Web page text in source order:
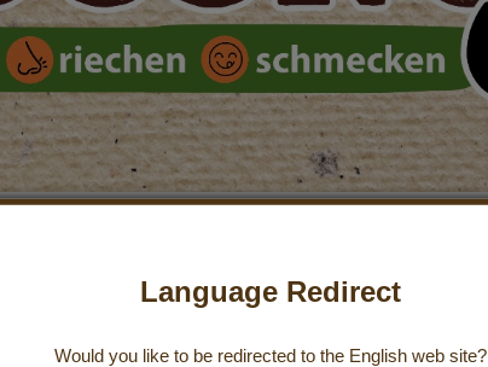
Iscriviti
Language Redirect
Would you like to be redirected to the English web site?